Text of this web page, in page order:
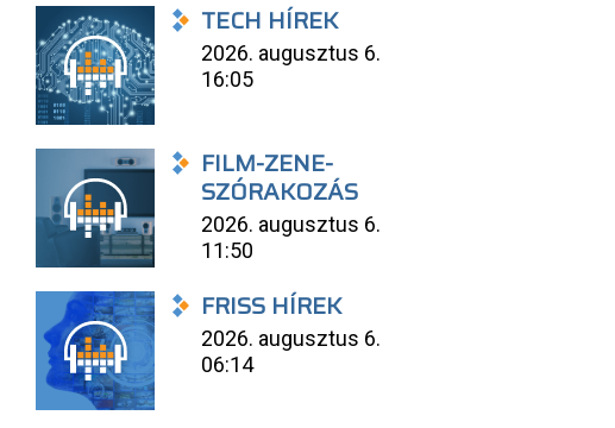
TECH HÍREK
2026. augusztus 6.
16:05
FILM-ZENE-
SZÓRAKOZÁS
2026. augusztus 6.
11:50
FRISS HÍREK
2026. augusztus 6.
06:14